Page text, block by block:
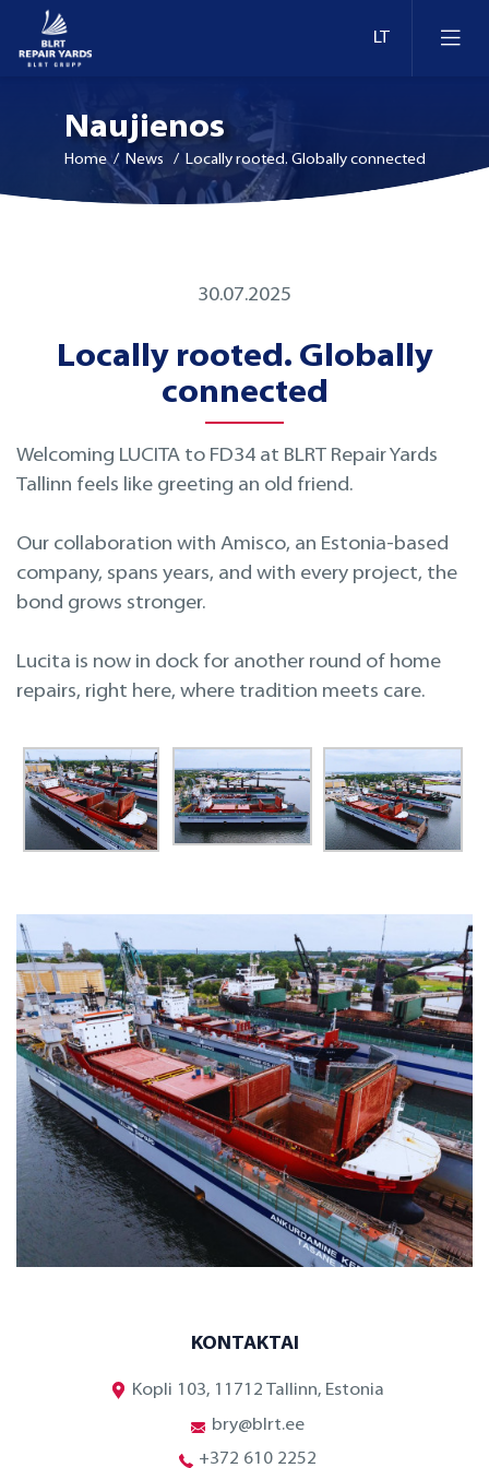
Technologijų modernizavimas
Projektavimas ir inžinerinės paslaugos
Dokai ir krantinės Lietuvoje
Dokai ir krantinės Suomijoje
Naujienos
Home/ News / Locally rooted. Globally connected
30.07.2025
Locally rooted. Globally
connected
Welcoming LUCITA to FD34 at BLRT Repair Yards
Tallinn feels like greeting an old friend.
Our collaboration with Amisco, an Estonia-based
company, spans years, and with every project, the
bond grows stronger.
Lucita is now in dock for another round of home
repairs, right here, where tradition meets care.
KONTAKTAI
Kopli 103, 11712 Tallinn, Estonia
bry@blrt.ee
+372 610 2252